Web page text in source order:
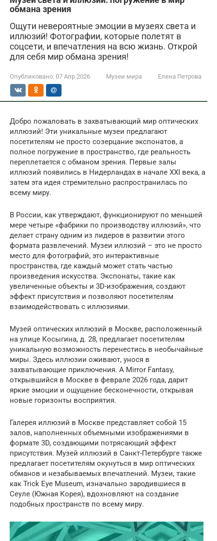
обмана зрения
Ощути невероятные эмоции в музеях света и
иллюзий! Фотографии, которые полетят в
соцсети, и впечатления на всю жизнь. Открой
для себя мир обмана зрения!
Опубликовано: 07 Апр 2026 Музеи мира Елена Петрова
Добро пожаловать в захватывающий мир оптических
иллюзий! Эти уникальные музеи предлагают
посетителям не просто созерцание экспонатов, а
полное погружение в пространство, где реальность
переплетается с обманом зрения. Первые залы
иллюзий появились в Нидерландах в начале XXI века, а
затем эта идея стремительно распространилась по
всему миру.
В России, как утверждают, функционируют по меньшей
мере четыре «фабрики по производству иллюзий», что
делает страну одним из лидеров в развитии этого
формата развлечений. Музеи иллюзий – это не просто
место для фотографий, это интерактивные
пространства, где каждый может стать частью
произведения искусства. Экспонаты, такие как
увеличенные объекты и 3D-изображения, создают
эффект присутствия и позволяют посетителям
взаимодействовать с иллюзиями.
Музей оптических иллюзий в Москве, расположенный
на улице Косыгина, д. 28, предлагает посетителям
уникальную возможность перенестись в необычайные
миры. Здесь иллюзии оживают, унося в
захватывающие приключения. А Mirror Fantasy,
открывшийся в Москве в феврале 2026 года, дарит
яркие эмоции и ощущение бесконечности, открывая
новые горизонты восприятия.
Галерея иллюзий в Москве представляет собой 15
залов, наполненных объемными изображениями в
формате 3D, создающими потрясающий эффект
присутствия. Музей иллюзий в Санкт-Петербурге также
предлагает посетителям окунуться в мир оптических
обманов и незабываемых впечатлений. Музеи, такие
как Trick Eye Museum, изначально зародившиеся в
Сеуле (Южная Корея), вдохновляют на создание
подобных пространств по всему миру.